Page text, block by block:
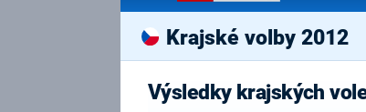
Pořady
Krajské volby 2012
Výsledky krajských